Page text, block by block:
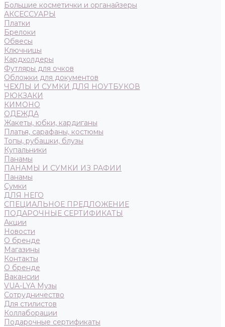
Большие косметички и органайзеры
АКСЕССУАРЫ
Платки
Брелоки
Обвесы
Ключницы
Кардхолдеры
Футляры для очков
Обложки для документов
ЧЕХЛЫ И СУМКИ ДЛЯ НОУТБУКОВ
РЮКЗАКИ
КИМОНО
ОДЕЖДА
Жакеты, юбки, кардиганы
Платья, сарафаны, костюмы
Топы, рубашки, блузы
Купальники
Панамы
ПАНАМЫ И СУМКИ ИЗ РАФИИ
Панамы
Сумки
ДЛЯ НЕГО
СПЕЦИАЛЬНОЕ ПРЕДЛОЖЕНИЕ
ПОДАРОЧНЫЕ СЕРТИФИКАТЫ
Акции
Новости
О бренде
Магазины
Контакты
О бренде
Вакансии
VUA-LYA Музы
Сотрудничество
Для стилистов
Коллаборации
Подарочные сертификаты